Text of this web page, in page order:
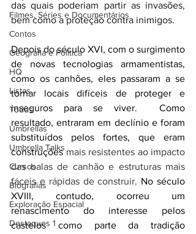
Filmes, Séries e Documentários
Contos
Geografia e Política
HQ
Listas
Todos
Umbrellas
Umbrella Talks
Cursos
Biografias
Exploração Espacial
Destaques 1
das quais poderiam partir as invasões,
bem como a proteção contra inimigos.
Depois do século XVI, com o surgimento
de novas tecnologias armamentistas,
como os canhões, eles passaram a se
tornar locais difíceis de proteger e
inseguros para se viver.  Como
resultado, entraram em declínio e foram
substituídos pelos fortes, que eram
construções mais resistentes ao impacto
das balas de canhão e estruturas mais
fáceis e rápidas de construir. No século
XVIII, contudo, ocorreu um
renascimento do interesse pelos
castelos como parte da tradição